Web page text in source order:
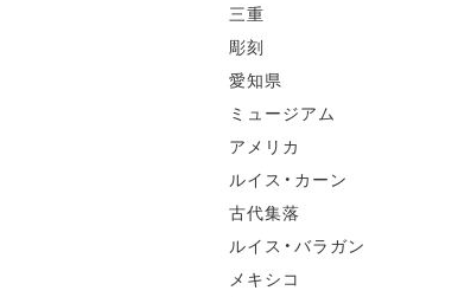
三重
彫刻
愛知県
ミュージアム
アメリカ
ルイス・カーン
古代集落
ルイス・バラガン
メキシコ